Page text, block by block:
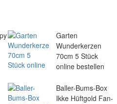
Garten
Wunderkerzen
70cm 5 Stück
online bestellen
Baller-Bums-Box
Ikke Hüftgold Fan-